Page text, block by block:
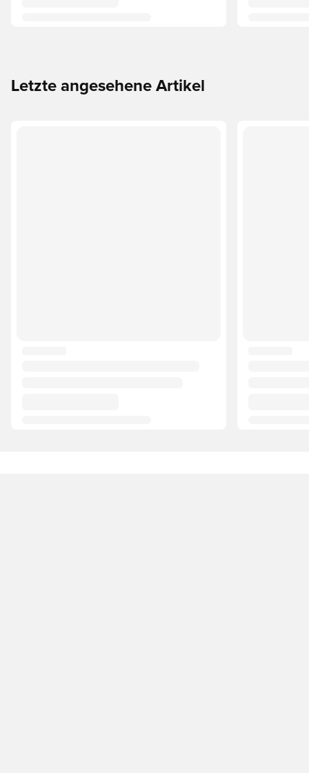
Letzte angesehene Artikel